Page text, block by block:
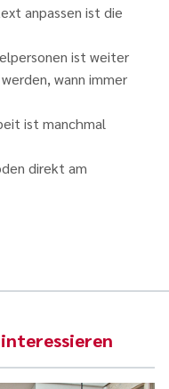
anpassen ist die
ist weiter
wann immer
ist manchmal
direkt am